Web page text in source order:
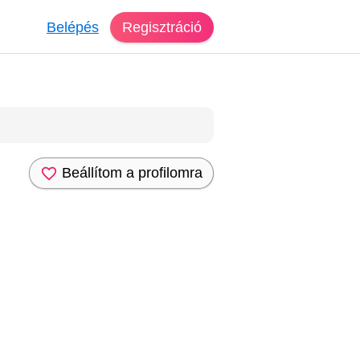
Belépés Regisztráció
Beállítom a profilomra